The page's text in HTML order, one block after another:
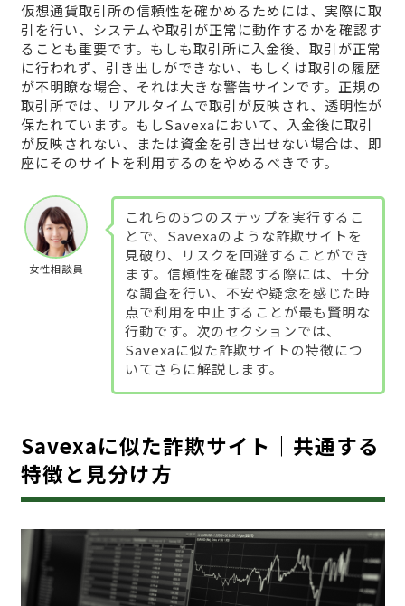
仮想通貨取引所の信頼性を確かめるためには、実際に取
引を行い、システムや取引が正常に動作するかを確認す
ることも重要です。もしも取引所に入金後、取引が正常
に行われず、引き出しができない、もしくは取引の履歴
が不明瞭な場合、それは大きな警告サインです。正規の
取引所では、リアルタイムで取引が反映され、透明性が
保たれています。もしSavexaにおいて、入金後に取引
が反映されない、または資金を引き出せない場合は、即
座にそのサイトを利用するのをやめるべきです。
女性相談員
これらの5つのステップを実行するこ
とで、Savexaのような詐欺サイトを
見破り、リスクを回避することができ
ます。信頼性を確認する際には、十分
な調査を行い、不安や疑念を感じた時
点で利用を中止することが最も賢明な
行動です。次のセクションでは、
Savexaに似た詐欺サイトの特徴につ
いてさらに解説します。
Savexaに似た詐欺サイト｜共通する
特徴と見分け方